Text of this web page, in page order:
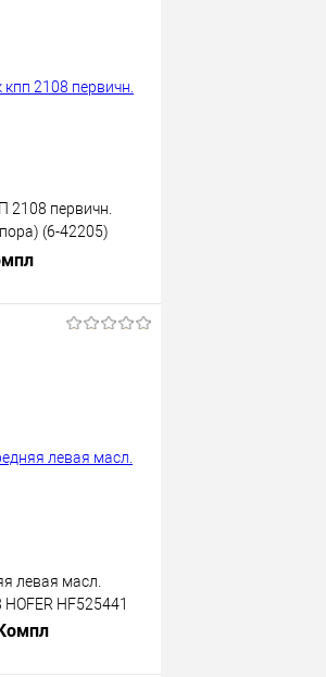
первичн.
(6-42205)
45
левая масл.
HF525441